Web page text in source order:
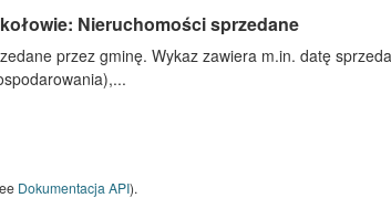
Nieruchomości sprzedane
przez gminę. Wykaz zawiera m.in. datę
Dokumentacja API).